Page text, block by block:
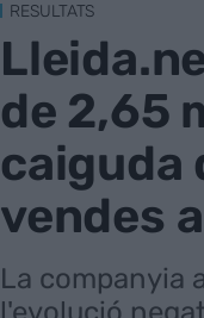
RESULTATS
de 2,65
caiguda
vendes
La companyia